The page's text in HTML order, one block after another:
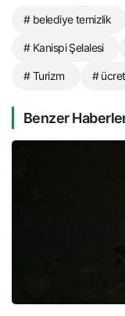
# belediye temizlik
# Kanispi Şelalesi
# Turizm #
Benzer